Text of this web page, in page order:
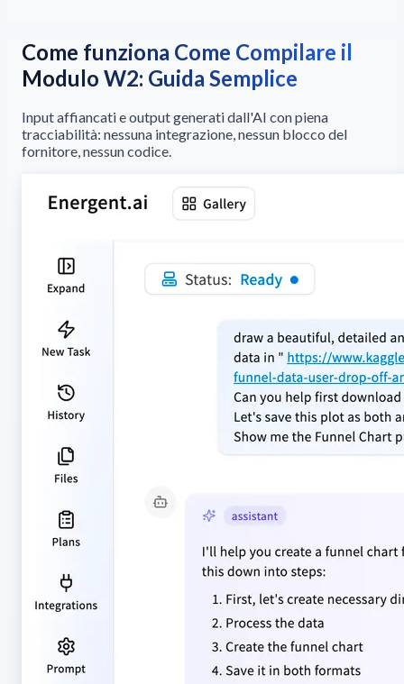
Come funziona Come Compilare il
Modulo W2: Guida Semplice
Input affiancati e output generati dall'AI con piena
tracciabilità: nessuna integrazione, nessun blocco del
fornitore, nessun codice.